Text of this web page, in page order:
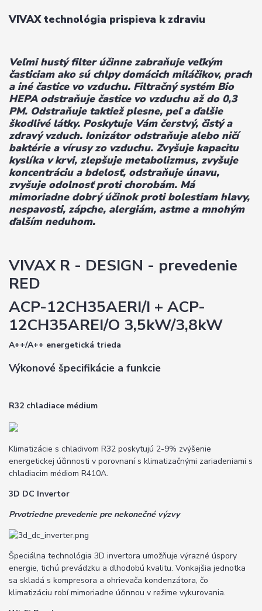
VIVAX technológia prispieva k zdraviu
Veľmi hustý filter účinne zabraňuje veľkým
časticiam ako sú chlpy domácich miláčikov, prach
a iné častice vo vzduchu. Filtračný systém Bio
HEPA odstraňuje častice vo vzduchu až do 0,3
PM. Odstraňuje taktiež plesne, peľ a ďalšie
škodlivé látky. Poskytuje Vám čerstvý, čistý a
zdravý vzduch. Ionizátor odstraňuje alebo ničí
baktérie a vírusy zo vzduchu. Zvyšuje kapacitu
kyslíka v krvi, zlepšuje metabolizmus, zvyšuje
koncentráciu a bdelosť, odstraňuje únavu,
zvyšuje odolnosť proti chorobám. Má
mimoriadne dobrý účinok proti bolestiam hlavy,
nespavosti, zápche, alergiám, astme a mnohým
ďalším neduhom.
VIVAX R - DESIGN - prevedenie
RED
ACP-12CH35AERI/I + ACP-
12CH35AREI/O 3,5kW/3,8kW
A++/A++ energetická trieda
Výkonové špecifikácie a funkcie
R32 chladiace médium
Klimatizácie s chladivom R32 poskytujú 2-9% zvýšenie
energetickej účinnosti v porovnaní s klimatizačnými zariadeniami s
chladiacim médiom R410A.
3D DC Invertor
Prvotriedne prevedenie pre nekonečné výzvy
Špeciálna technológia 3D invertora umožňuje výrazné úspory
energie, tichú prevádzku a dlhodobú kvalitu. Vonkajšia jednotka
sa skladá s kompresora a ohrievača kondenzátora, čo
klimatizáciu robí mimoriadne účinnou v režime vykurovania.